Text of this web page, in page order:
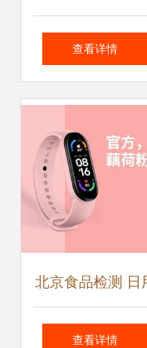
用品走红，这背后
慧？
查看详情
北京食品检测 日
品与办公用品销售
查看详情